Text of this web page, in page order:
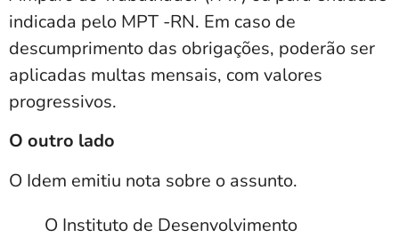
indicada pelo MPT -RN. Em caso de
descumprimento das obrigações, poderão ser
aplicadas multas mensais, com valores
progressivos.
O outro lado
O Idem emitiu nota sobre o assunto.
O Instituto de Desenvolvimento